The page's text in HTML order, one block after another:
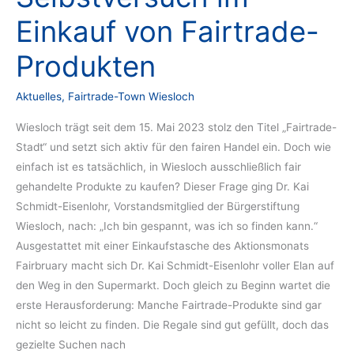
Einkauf von Fairtrade-
Produkten
Aktuelles, Fairtrade-Town Wiesloch
Wiesloch trägt seit dem 15. Mai 2023 stolz den Titel „Fairtrade-
Stadt“ und setzt sich aktiv für den fairen Handel ein. Doch wie
einfach ist es tatsächlich, in Wiesloch ausschließlich fair
gehandelte Produkte zu kaufen? Dieser Frage ging Dr. Kai
Schmidt-Eisenlohr, Vorstandsmitglied der Bürgerstiftung
Wiesloch, nach: „Ich bin gespannt, was ich so finden kann.“
Ausgestattet mit einer Einkaufstasche des Aktionsmonats
Fairbruary macht sich Dr. Kai Schmidt-Eisenlohr voller Elan auf
den Weg in den Supermarkt. Doch gleich zu Beginn wartet die
erste Herausforderung: Manche Fairtrade-Produkte sind gar
nicht so leicht zu finden. Die Regale sind gut gefüllt, doch das
gezielte Suchen nach